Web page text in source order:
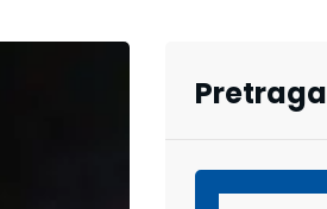
Pretraga